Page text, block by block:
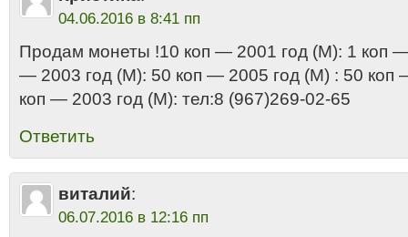
04.06.2016 в 8:41 пп
Продам монеты !10 коп — 2001 год (M): 1 коп
— 2003 год (М): 50 коп — 2005 год (М) : 50 коп
коп — 2003 год (М): тел:8 (967)269-02-65
Ответить
виталий:
06.07.2016 в 12:16 пп